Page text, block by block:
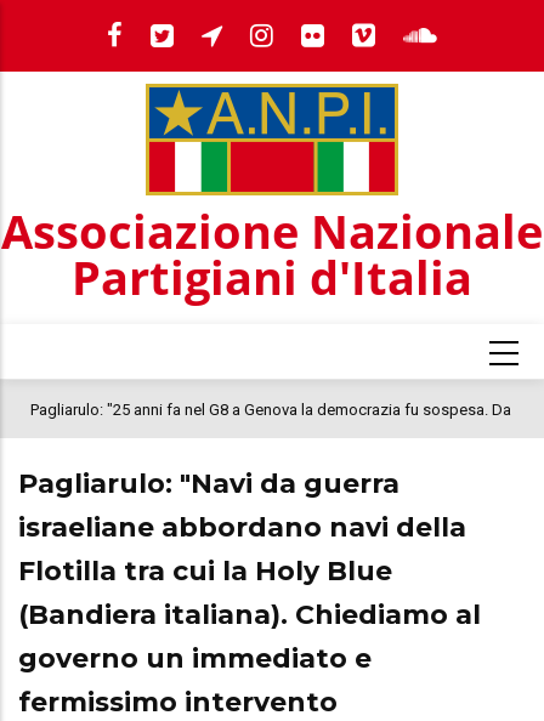
contenuto
Associazione Nazionale
Partigiani d'Italia
Pagliarulo: "25 anni fa nel G8 a Genova la democrazia fu sospesa. Da
colloca la morte di Abderrahim Fakir"
Pagliarulo: "Navi da guerra
israeliane abbordano navi della
Flotilla tra cui la Holy Blue
(Bandiera italiana). Chiediamo al
governo un immediato e
fermissimo intervento